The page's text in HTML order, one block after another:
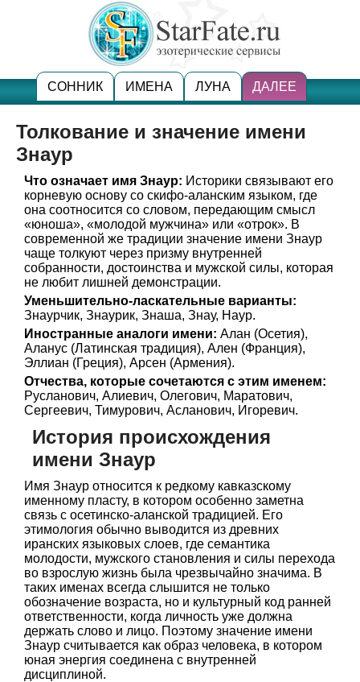
СОННИК ИМЕНА ЛУНА ДАЛЕЕ
Толкование и значение имени
Знаур
Что означает имя Знаур: Историки связывают его
корневую основу со скифо-аланским языком, где
она соотносится со словом, передающим смысл
«юноша», «молодой мужчина» или «отрок». В
современной же традиции значение имени Знаур
чаще толкуют через призму внутренней
собранности, достоинства и мужской силы, которая
не любит лишней демонстрации.
Уменьшительно-ласкательные варианты:
Знаурчик, Знаурик, Знаша, Знау, Наур.
Иностранные аналоги имени: Алан (Осетия),
Аланус (Латинская традиция), Ален (Франция),
Эллиан (Греция), Арсен (Армения).
Отчества, которые сочетаются с этим именем:
Русланович, Алиевич, Олегович, Маратович,
Сергеевич, Тимурович, Асланович, Игоревич.
История происхождения
имени Знаур
Имя Знаур относится к редкому кавказскому
именному пласту, в котором особенно заметна
связь с осетинско-аланской традицией. Его
этимология обычно выводится из древних
иранских языковых слоев, где семантика
молодости, мужского становления и силы перехода
во взрослую жизнь была чрезвычайно значима. В
таких именах всегда слышится не только
обозначение возраста, но и культурный код ранней
ответственности, когда личность уже должна
держать слово и лицо. Поэтому значение имени
Знаур считывается как образ человека, в котором
юная энергия соединена с внутренней
дисциплиной.